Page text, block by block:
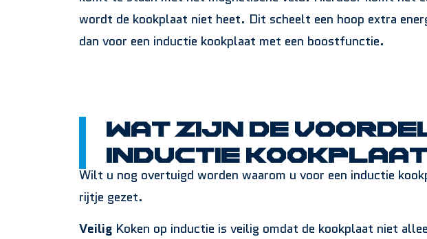
wordt de kookplaat niet heet. Dit scheelt een hoop extra
dan voor een inductie kookplaat met een boostfunctie.
Wat zijn de
inductie
Wilt u nog overtuigd worden waarom u voor een inductie
rijtje gezet.
Veilig Koken op inductie is veilig omdat de kookplaat niet